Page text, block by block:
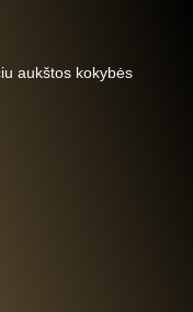
aukštos kokybės